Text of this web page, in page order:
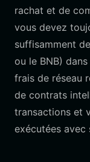
rachat et de
vous devez
suffisamment
ou le BNB)
frais de réseau
de contrats
transactions et
exécutées avec